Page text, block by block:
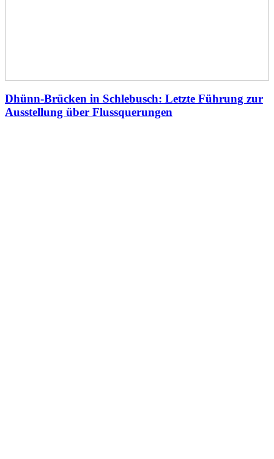
Dhünn-Brücken in Schlebusch: Letzte Führung zur
Ausstellung über Flussquerungen